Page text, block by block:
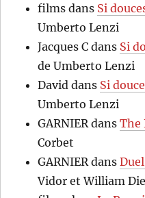
films dans Si
Umberto Lenzi
Jacques C dans Si
de Umberto Lenzi
David dans Si
Umberto Lenzi
GARNIER dansThe
Corbet
GARNIER dans
Vidor et William